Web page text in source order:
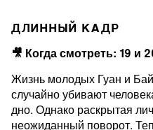
ДЛИННЫЙ КАДР
🎥 Когда смотреть: 19 и
Жизнь молодых Гуан и
случайно убивают
дно. Однако раскрытая
неожиданный поворот.